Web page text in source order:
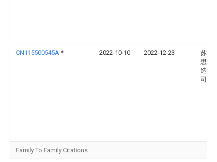
CN115500545A * 2022-10-10 2022-12-23
苏州
思精
造有
司
Family To Family Citations